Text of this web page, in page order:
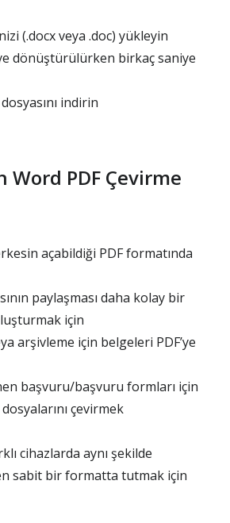
(.docx veya .doc) yükleyin
dönüştürülürken birkaç saniye
indirin
Word PDF Çevirme
açabildiği PDF formatında
paylaşması daha kolay bir
için
arşivleme için belgeleri PDF’ye
başvuru/başvuru formları için
çevirmek
cihazlarda aynı şekilde
sabit bir formatta tutmak için